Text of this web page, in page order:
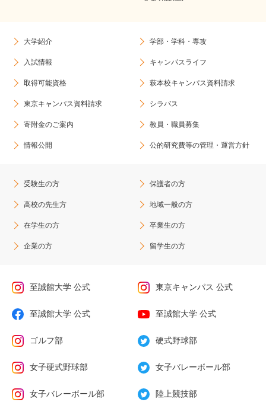
大学紹介 学部・学科・専攻
入試情報 キャンパスライフ
取得可能資格 萩本校キャンパス資料請求
東京キャンパス資料請求 シラバス
寄附金のご案内 教員・職員募集
情報公開 公的研究費等の管理・運営方針
受験生の方 保護者の方
高校の先生方 地域一般の方
在学生の方 卒業生の方
企業の方 留学生の方
至誠館大学 公式 東京キャンパス 公式
至誠館大学 公式 至誠館大学 公式
ゴルフ部 硬式野球部
女子硬式野球部 女子バレーボール部
女子バレーボール部 陸上競技部